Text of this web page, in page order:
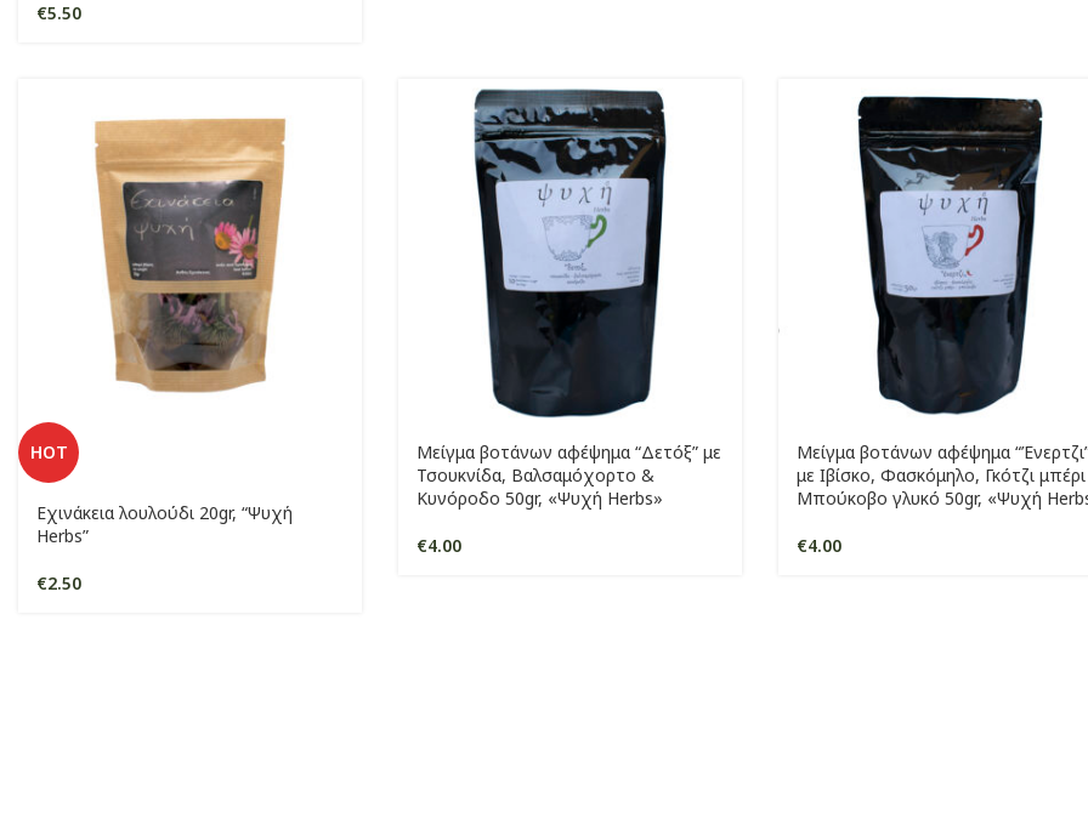
€5.50
HOT
Εχινάκεια λουλούδι 20gr, “Ψυχή
Herbs”
€2.50
Μείγμα βοτάνων αφέψημα “Δετόξ” με
Τσουκνίδα, Βαλσαμόχορτο &
Κυνόροδο 50gr, «Ψυχή Herbs»
€4.00
Μείγμα βοτάνων αφέψημα
με Ιβίσκο, Φασκόμηλο, Γκότζι
Μπούκοβο γλυκό 50gr, «Ψυχή
€4.00